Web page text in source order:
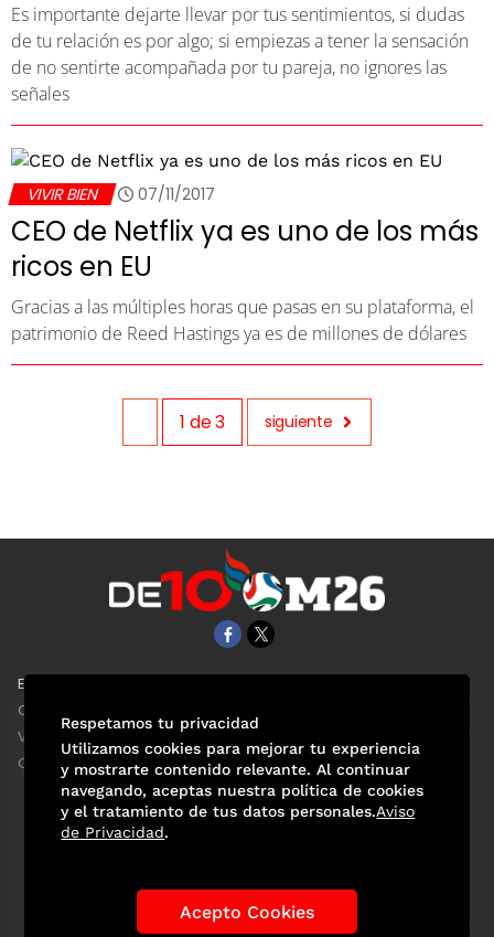
Es importante dejarte llevar por tus sentimientos, si dudas
de tu relación es por algo; si empiezas a tener la sensación
de no sentirte acompañada por tu pareja, no ignores las
señales
VIVIR BIEN 07/11/2017
CEO de Netflix ya es uno de los más
ricos en EU
Gracias a las múltiples horas que pasas en su plataforma, el
patrimonio de Reed Hastings ya es de millones de dólares
1 de3 siguiente
EL UNIVERSAL
Clase
ViveUSA
Confabulario
Historia de los Mundiales Lo viral Anécdotas Mundialistas
Las Figuras Tendencias Directorio
Respetamos tu privacidad
Utilizamos cookies para mejorar tu experiencia
y mostrarte contenido relevante. Al continuar
navegando, aceptas nuestra política de cookies
y el tratamiento de tus datos personales.Aviso
de Privacidad.
Acepto Cookies